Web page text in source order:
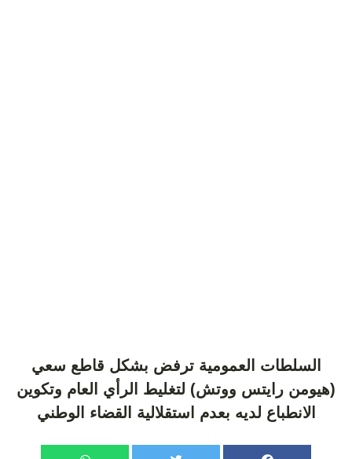
السلطات العمومية ترفض بشكل قاطع سعي
(هيومن رايتس ووتش) لتغليط الرأي العام وتكوين
الانطباع لديه بعدم استقلالية القضاء الوطني